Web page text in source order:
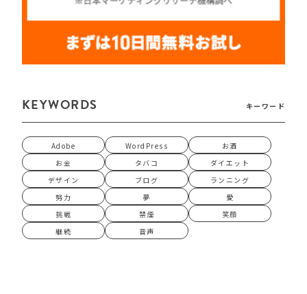
KEYWORDS キーワード
Adobe WordPress
お酒
お金
タバコ
ダイエット
デザイン
ブログ
ランニング
努力
夢
愛
挑戦
禁煙
笑顔
継続
音声